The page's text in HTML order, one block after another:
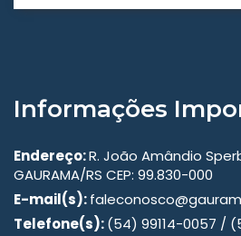
Informações
Endereço:R. João Amândio
GAURAMA/RS CEP: 99.830-000
E-mail(s):
Telefone(s):(54) 99114-0057 /